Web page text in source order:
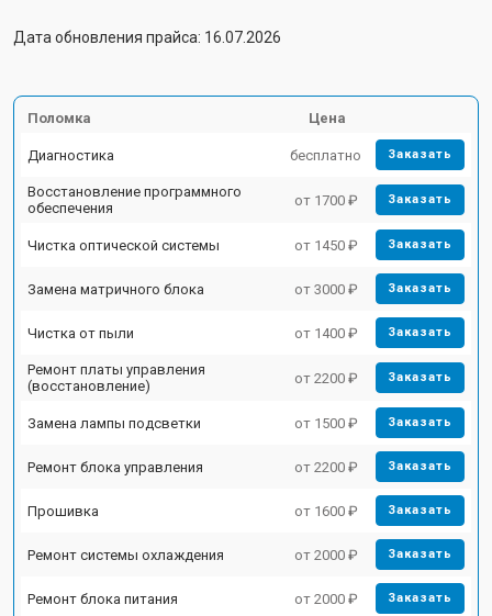
Дата обновления прайса: 16.07.2026
Поломка Цена
Диагностика бесплатно Заказать
Восстановление программного
обеспечения
от 1700 ₽ Заказать
Чистка оптической системы от 1450 ₽ Заказать
Замена матричного блока от 3000 ₽ Заказать
Чистка от пыли от 1400 ₽ Заказать
Ремонт платы управления
(восстановление)
от 2200 ₽ Заказать
Замена лампы подсветки от 1500 ₽ Заказать
Ремонт блока управления от 2200 ₽ Заказать
Прошивка от 1600 ₽ Заказать
Ремонт системы охлаждения от 2000 ₽ Заказать
Ремонт блока питания от 2000 ₽ Заказать